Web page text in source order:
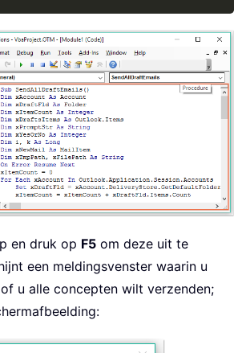
en druk op F5 om deze uit te
een meldingsvenster waarin u
u alle concepten wilt verzenden;